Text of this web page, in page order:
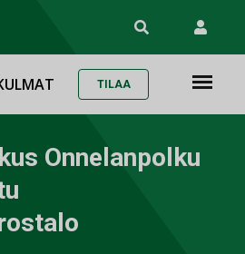
TILAA
Onnelanpolku